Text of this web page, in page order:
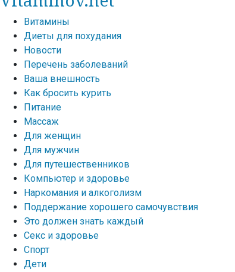
Витамины
Диеты для похудания
Новости
Перечень заболеваний
Ваша внешность
Как бросить курить
Питание
Массаж
Для женщин
Для мужчин
Для путешественников
Компьютер и здоровье
Наркомания и алкоголизм
Поддержание хорошего самочувствия
Это должен знать каждый
Секс и здоровье
Спорт
Дети